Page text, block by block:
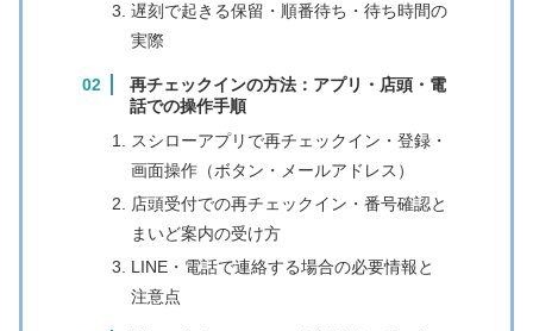
遅刻で起きる保留・順番待ち・待ち時間の
実際
再チェックインの方法：アプリ・店頭・電
話での操作手順
スシローアプリで再チェックイン・登録・
画面操作（ボタン・メールアドレス）
店頭受付での再チェックイン・番号確認と
まいど案内の受け方
LINE・電話で連絡する場合の必要情報と
注意点